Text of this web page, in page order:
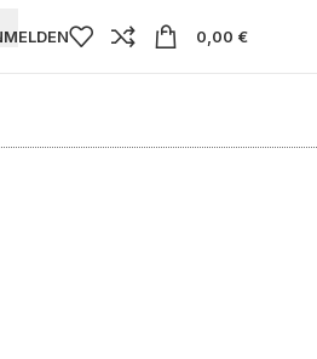
0,00 €